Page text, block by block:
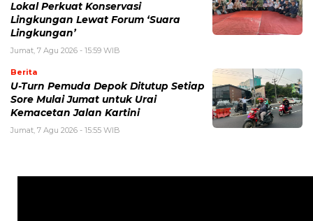
Lokal Perkuat Konservasi
Lingkungan Lewat Forum ‘Suara
Lingkungan’
Jumat, 7 Agu 2026 - 15:59 WIB
Berita
U-Turn Pemuda Depok Ditutup Setiap
Sore Mulai Jumat untuk Urai
Kemacetan Jalan Kartini
Jumat, 7 Agu 2026 - 15:55 WIB